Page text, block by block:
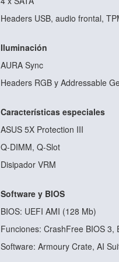
Headers USB, audio frontal,
Iluminación
AURA Sync
Headers RGB y Addressable
Características especiales
ASUS 5X Protection III
Q-DIMM, Q-Slot
Disipador VRM
Software y BIOS
BIOS: UEFI AMI (128 Mb)
Funciones: CrashFree BIOS 3,
Software: Armoury Crate, AI